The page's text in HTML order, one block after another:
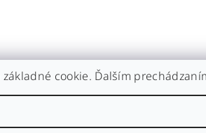
základné cookie. Ďalším